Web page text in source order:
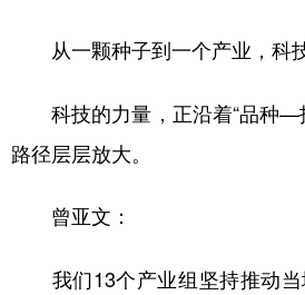
从一颗种子到一个产业，科
科技的力量，正沿着“品种—
路径层层放大。
曾亚文：
我们13个产业组坚持推动当